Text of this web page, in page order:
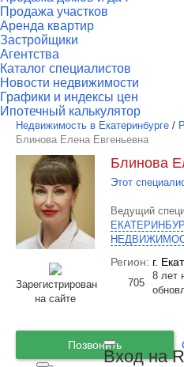
Продажа участков
Аренда квартир
Застройщики
Агентства
Каталог специалистов
Новости недвижимости
Графики и индексы цен
Ипотечный калькулятор
Вход на
Недвижимость в Екатеринбурге /
Блинова Елена Евгеньевна
Зарегистрирован
на сайте
Блинова
Этот
Ведущий
Регион: г.
705
8 лет
Позвонить